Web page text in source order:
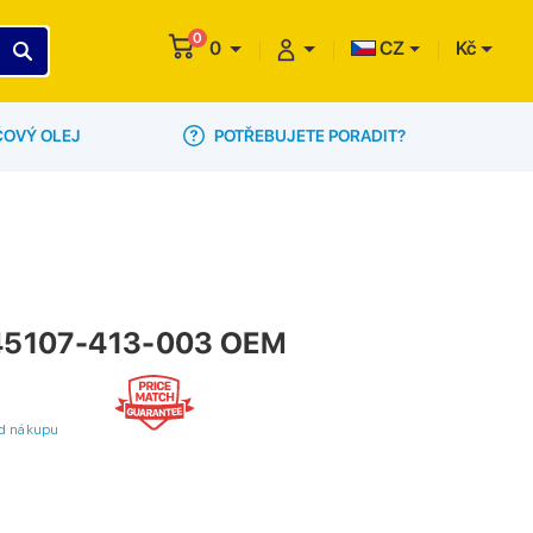
0 0 CZ Kč
OLEJ POTŘEBUJETE PORADIT?
413-003 OEM
nákupu